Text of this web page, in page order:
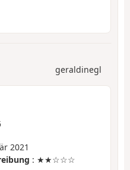
geraldinegl
2021
: ★★☆☆☆